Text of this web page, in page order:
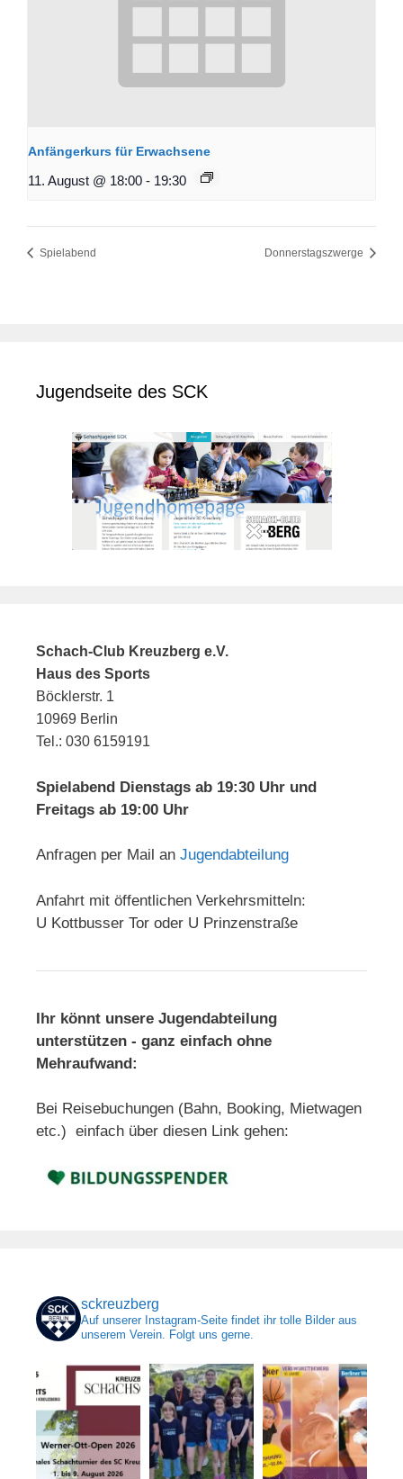
Anfängerkurs für Erwachsene
11. August @ 18:00 - 19:30
Spielabend Donnerstagszwerge
Jugendseite des SCK
Schach-Club Kreuzberg e.V.
Haus des Sports
Böcklerstr. 1
10969 Berlin
Tel.: 030 6159191
Spielabend Dienstags ab 19:30 Uhr und
Freitags ab 19:00 Uhr
Anfragen per Mail an Jugendabteilung
Anfahrt mit öffentlichen Verkehrsmitteln:
U Kottbusser Tor oder U Prinzenstraße
Ihr könnt unsere Jugendabteilung
unterstützen - ganz einfach ohne
Mehraufwand:
Bei Reisebuchungen (Bahn, Booking, Mietwagen
etc.) einfach über diesen Link gehen:
sckreuzberg
Auf unserer Instagram-Seite findet ihr tolle Bilder aus
unserem Verein. Folgt uns gerne.